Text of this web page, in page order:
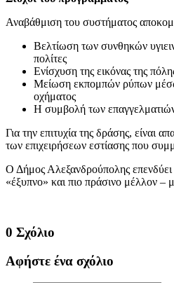
Αναβάθμιση του συστήματος
Βελτίωση των συνθηκών
πολίτες
Ενίσχυση της εικόνας της
Μείωση εκπομπών ρύπων
οχήματος
Η συμβολή των επαγγελματιών
Για την επιτυχία της δράσης, είναι
των επιχειρήσεων εστίασης που
Ο Δήμος Αλεξανδρούπολης επενδύει
«έξυπνο» και πιο πράσινο μέλλον –
0 Σχόλιο
Αφήστε ένα σχόλιο